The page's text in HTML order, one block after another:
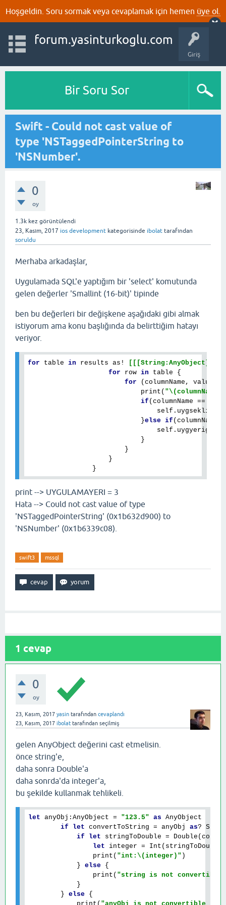
Hoşgeldin. Soru sormak veya cevaplamak için hemen üye ol.
Giriş
forum.yasinturkoglu.com
Bir Soru Sor
Swift - Could not cast value of
type 'NSTaggedPointerString to
'NSNumber'.
0
oy
1.3k kez görüntülendi
23, Kasım, 2017 ios development kategorisinde ibolat tarafından
soruldu
Merhaba arkadaşlar,
Uygulamada SQL'e yaptığım bir 'select' komutunda
gelen değerler 'Smallint (16-bit)' tipinde
ben bu değerleri bir değişkene aşağıdaki gibi almak
istiyorum ama konu başlığında da belirttiğim hatayı
veriyor.
for table in results as! [[[String:AnyObject]]
for row in table {
for (columnName, value)
print (
if (columnName ==
                            }
else if (columnName
                            }
                        }
                    }
print --> UYGULAMAYERI = 3
Hata --> Could not cast value of type
'NSTaggedPointerString' (0x1b632d900) to
'NSNumber' (0x1b6339c08).
swift3 mssql
1 cevap
0
oy
23, Kasım, 2017 yasin tarafından cevaplandı
23, Kasım, 2017 ibolat tarafından seçilmiş
gelen AnyObject değerini cast etmelisin.
önce string'e,
daha sonra Double'a
daha sonrda'da integer'a,
bu şekilde kullanmak tehlikeli.
let anyObj:AnyObject = "123.5" as
if
let convertToString = anyObj as?
if
let stringToDouble =
let integer = Int(stringToDouble)
                print(
"int:\(integer)" )
            }
else {
                print(
"string is not convertible
            }
        }
else {